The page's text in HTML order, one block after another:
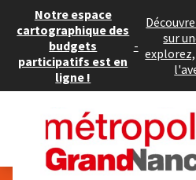
Notre espace
cartographique des
budgets
participatifs est en
ligne !
-
sur